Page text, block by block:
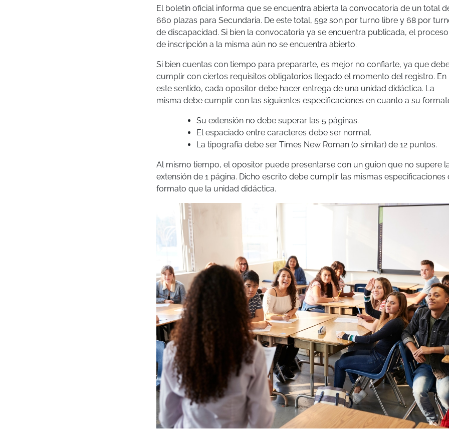
El boletín oficial informa que se encuentra abierta la convocatoria de un total
660 plazas para Secundaria. De este total, 592 son por turno libre y 68 por
de discapacidad. Si bien la convocatoria ya se encuentra publicada, el proceso
de inscripción a la misma aún no se encuentra abierto.
Si bien cuentas con tiempo para prepararte, es mejor no confiarte, ya que
cumplir con ciertos requisitos obligatorios llegado el momento del registro. En
este sentido, cada opositor debe hacer entrega de una unidad didáctica. La
misma debe cumplir con las siguientes especificaciones en cuanto a su
Su extensión no debe superar las 5 páginas.
El espaciado entre caracteres debe ser normal.
La tipografía debe ser Times New Roman (o similar) de 12 puntos.
Al mismo tiempo, el opositor puede presentarse con un guion que no supere
extensión de 1 página. Dicho escrito debe cumplir las mismas especificaciones
formato que la unidad didáctica.